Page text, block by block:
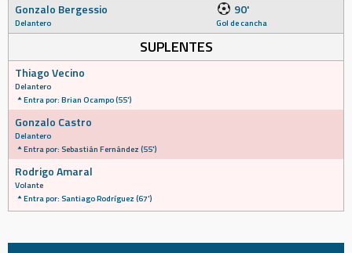
Gonzalo Bergessio
Delantero
90'
Gol de cancha
SUPLENTES
Thiago Vecino
Delantero
Entra por: Brian Ocampo (55')
Gonzalo Castro
Delantero
Entra por: Sebastián Fernández (55')
Rodrigo Amaral
Volante
Entra por: Santiago Rodríguez (67')